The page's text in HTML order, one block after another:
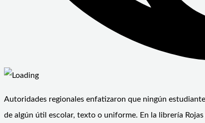
Autoridades regionales enfatizaron que ningún
de algún útil escolar, texto o uniforme. En la librería